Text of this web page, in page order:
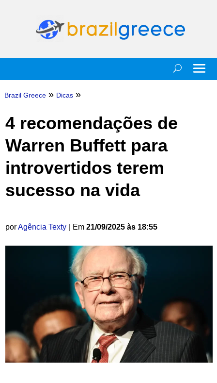
Brazil Greece » Dicas »
4 recomendações de
Warren Buffett para
introvertidos terem
sucesso na vida
porAgência Texty | Em 21/09/2025 às 18:55